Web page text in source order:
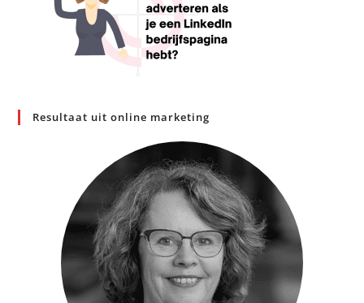
Resultaat uit online marketing